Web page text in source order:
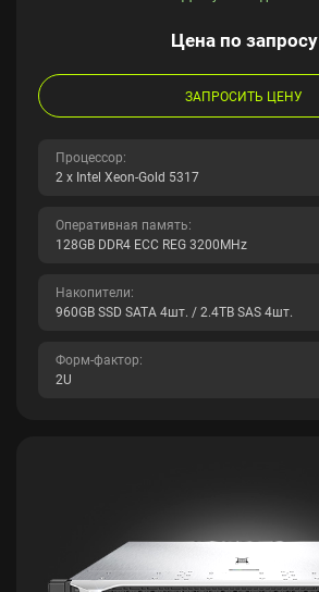
Цена по запросу
ЗАПРОСИТЬ ЦЕНУ
Процессор:
2 x Intel Xeon-Gold 5317
Оперативная память:
128GB DDR4 ECC REG 3200MHz
Накопители:
960GB SSD SATA 4шт. / 2.4TB SAS 4шт.
Форм-фактор:
2U